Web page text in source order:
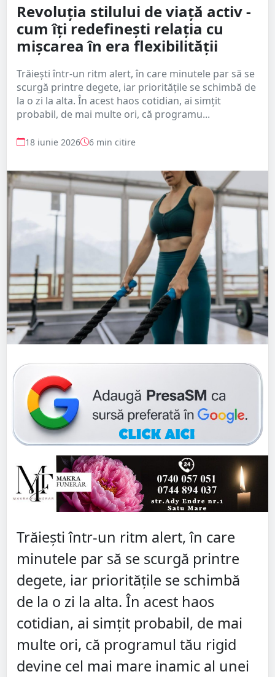
Revoluția stilului de viață activ -
cum îți redefinești relația cu
mișcarea în era flexibilității
Trăiești într-un ritm alert, în care minutele par să se
scurgă printre degete, iar prioritățile se schimbă de
la o zi la alta. În acest haos cotidian, ai simțit
probabil, de mai multe ori, că programu...
18 iunie 2026 6 min citire
Trăiești într-un ritm alert, în care
minutele par să se scurgă printre
degete, iar prioritățile se schimbă
de la o zi la alta. În acest haos
cotidian, ai simțit probabil, de mai
multe ori, că programul tău rigid
devine cel mai mare inamic al unei